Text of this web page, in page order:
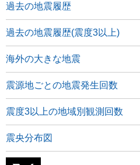
過去の地震履歴
過去の地震履歴(震度3以上)
海外の大きな地震
震源地ごとの地震発生回数
震度3以上の地域別観測回数
震央分布図